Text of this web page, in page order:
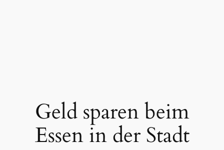
Geld sparen beim
Essen in der Stadt